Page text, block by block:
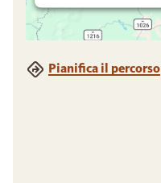
Pianifica il percorso